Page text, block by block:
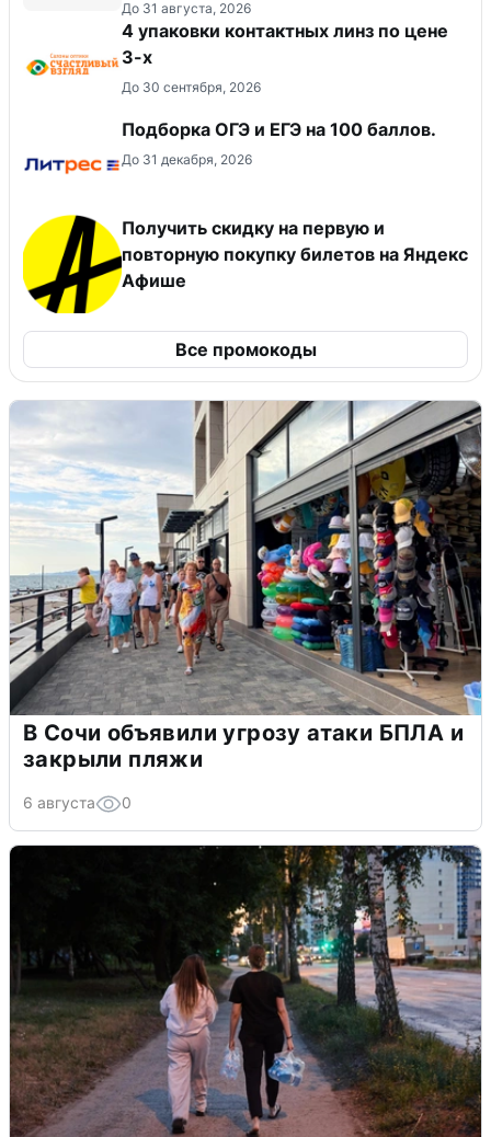
До 31 августа, 2026
4 упаковки контактных линз по цене
3-х
До 30 сентября, 2026
Подборка ОГЭ и ЕГЭ на 100 баллов.
До 31 декабря, 2026
Получить скидку на первую и
повторную покупку билетов на Яндекс
Афише
Все промокоды
В Сочи объявили угрозу атаки БПЛА и
закрыли пляжи
6 августа 0